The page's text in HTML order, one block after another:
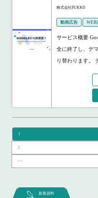
株式会社FUKKO
動画広告 WEB
サービス概要
全に終了し、デ
り替わります。
1
2
>>
新着資料